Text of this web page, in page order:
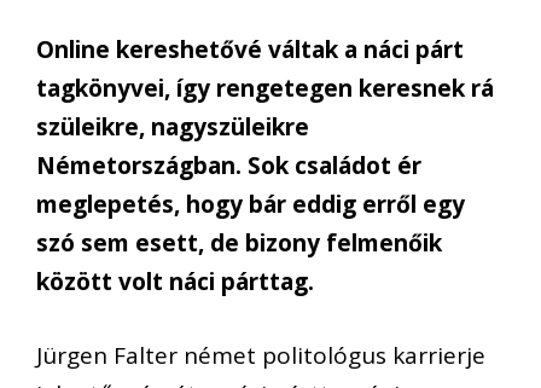
Online kereshetővé váltak a náci párt
tagkönyvei, így rengetegen keresnek rá
szüleikre, nagyszüleikre
Németországban. Sok családot ér
meglepetés, hogy bár eddig erről egy
szó sem esett, de bizony felmenőik
között volt náci párttag.
Jürgen Falter német politológus karrierje